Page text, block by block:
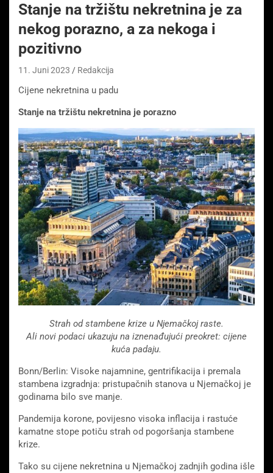
Stanje na tržištu nekretnina je za
nekog porazno, a za nekoga i
pozitivno
11. Juni 2023 Redakcija
Cijene nekretnina u padu
Stanje na tržištu nekretnina je porazno
Strah od stambene krize u Njemačkoj raste.
Ali novi podaci ukazuju na iznenađujući preokret: cijene
kuća padaju.
Bonn/Berlin: Visoke najamnine, gentrifikacija i premala
stambena izgradnja: pristupačnih stanova u Njemačkoj je
godinama bilo sve manje.
Pandemija korone, povijesno visoka inflacija i rastuće
kamatne stope potiču strah od pogoršanja stambene
krize.
Tako su cijene nekretnina u Njemačkoj zadnjih godina išle